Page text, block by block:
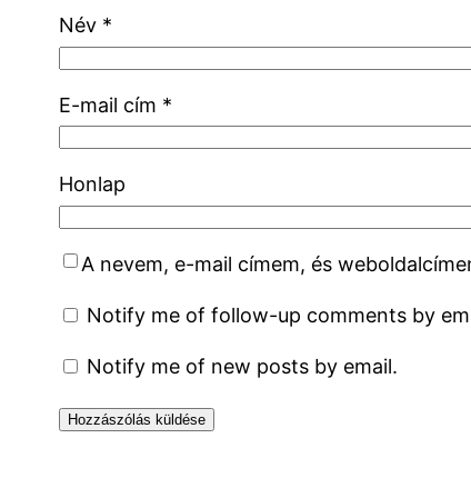
Név *
E-mail cím *
Honlap
A nevem, e-mail címem, és
Notify me of follow-up comments by
Notify me of new posts by email.